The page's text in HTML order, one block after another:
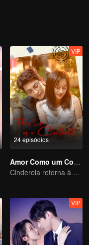
24 episódios
VIP
Amor Como um Contrato
Cinderela retorna à alta sociedade e encontra o amor com o presidente
VIP